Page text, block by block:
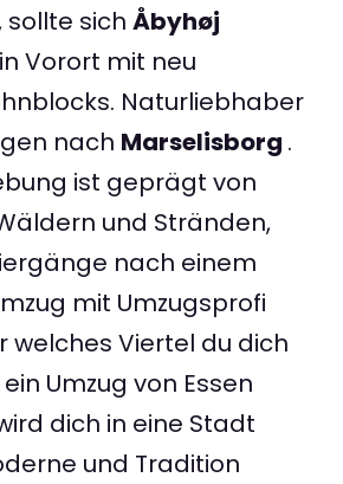
sich Åbyhøj
Vorort mit neu
Naturliebhaber
nach Marselisborg .
ist geprägt von
und Stränden,
nach einem
mit Umzugsprofi
welches Viertel du dich
Umzug von Essen
dich in eine Stadt
und Tradition